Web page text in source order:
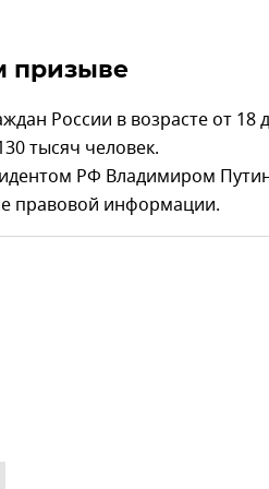
призыве
России в возрасте от 18
тысяч человек.
РФ Владимиром
правовой информации.